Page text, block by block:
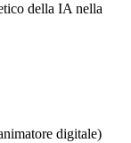
della IA nella
digitale)